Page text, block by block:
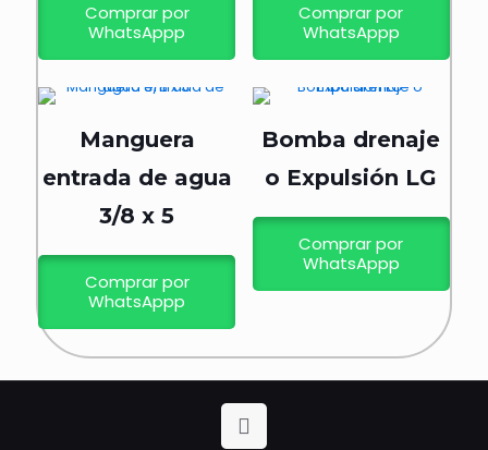
Comprar por
WhatsAppp
Comprar por
WhatsAppp
Manguera
entrada de agua
3/8 x 5
Comprar por
WhatsAppp
Bomba drenaje
o Expulsión LG
Comprar por
WhatsAppp